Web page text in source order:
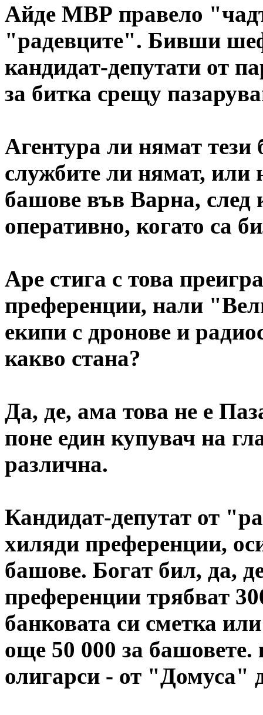
Айде МВР правело
"радевците". Бивши
кандидат-депутати от
за битка срещу
Агентура ли нямат
службите ли нямат, или
башове във Варна, след
оперативно, когато са
Аре стига с това
преференции, нали
екипи с дронове и
какво стана?
Да, де, ама това не е
поне един купувач на
различна.
Кандидат-депутат от
хиляди преференции,
башове. Богат бил, да,
преференции трябват
банковата си сметка
още 50 000 за
олигарси - от "Домуса"